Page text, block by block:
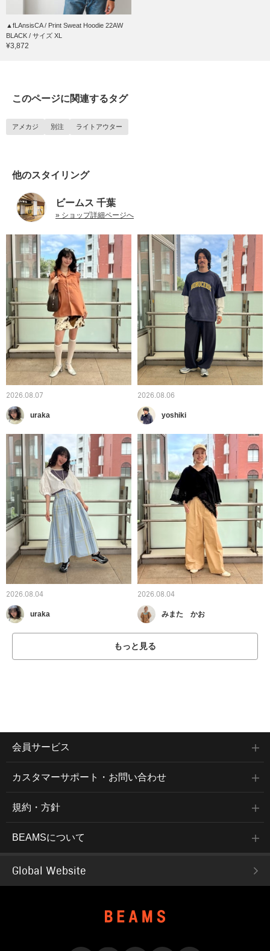
▲fLAnsisCA / Print Sweat Hoodie 22AW
BLACK / サイズ XL
¥3,872
このページに関連するタグ
アメカジ 別注 ライトアウター
他のスタイリング
ビームス 千葉
» ショップ詳細ページへ
2026.08.07
uraka
2026.08.06
yoshiki
2026.08.04
uraka
2026.08.04
みまた かお
もっと見る
会員サービス
カスタマーサポート・お問い合わせ
規約・方針
BEAMSについて
Global Website